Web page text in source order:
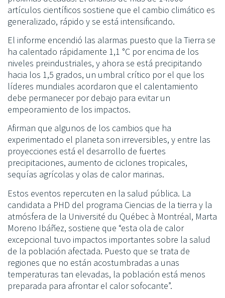
artículos científicos sostiene que el cambio climático es
generalizado, rápido y se está intensificando.
El informe encendió las alarmas puesto que la Tierra se
ha calentado rápidamente 1,1 °C por encima de los
niveles preindustriales, y ahora se está precipitando
hacia los 1,5 grados, un umbral crítico por el que los
líderes mundiales acordaron que el calentamiento
debe permanecer por debajo para evitar un
empeoramiento de los impactos.
Afirman que algunos de los cambios que ha
experimentado el planeta son irreversibles, y entre las
proyecciones está el desarrollo de fuertes
precipitaciones, aumento de ciclones tropicales,
sequías agrícolas y olas de calor marinas.
Estos eventos repercuten en la salud pública. La
candidata a PHD del programa Ciencias de la tierra y la
atmósfera de la Université du Québec à Montréal, Marta
Moreno Ibáñez, sostiene que “esta ola de calor
excepcional tuvo impactos importantes sobre la salud
de la población afectada. Puesto que se trata de
regiones que no están acostumbradas a unas
temperaturas tan elevadas, la población está menos
preparada para afrontar el calor sofocante”.